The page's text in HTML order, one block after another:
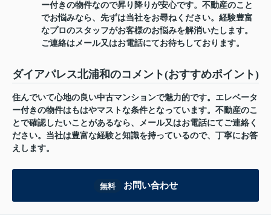
ー付きの物件なので昇り降りが安心です。不動産のこと
でお悩みなら、先ずは当社をお尋ねください。経験豊富
なプロのスタッフがお客様のお悩みを解消いたします。
ご連絡はメール又はお電話にてお待ちしております。
ダイアパレス北浦和のコメント(おすすめポイント)
住んでいて心地の良い中古マンションで魅力的です。エレベータ
ー付きの物件はもはやマストな条件となっています。不動産のこ
とで確認したいことがあるなら、メール又はお電話にてご連絡く
ださい。当社は豊富な経験と知識を持っているので、丁寧にお答
えします。
無料 お問い合わせ